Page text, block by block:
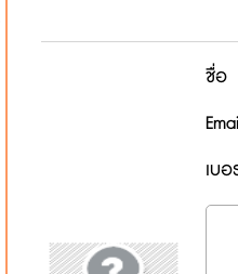
ชื่อ
เบ